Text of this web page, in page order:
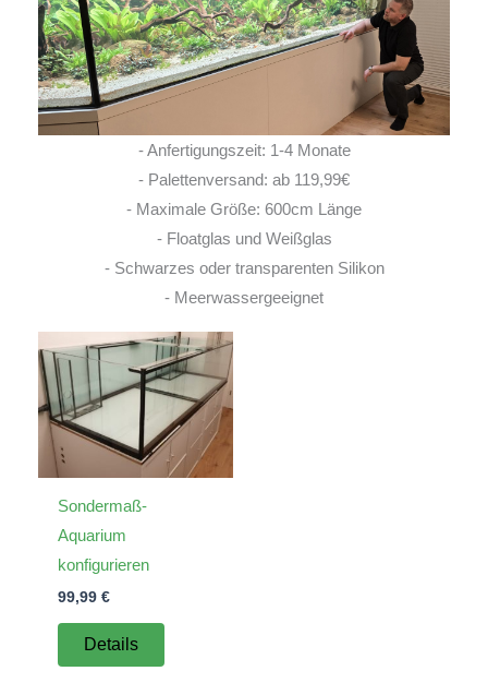
- Anfertigungszeit: 1-4 Monate
- Palettenversand: ab 119,99€
- Maximale Größe: 600cm Länge
- Floatglas und Weißglas
- Schwarzes oder transparenten Silikon
- Meerwassergeeignet
Sondermaß-
Aquarium
konfigurieren
99,99 €
Details